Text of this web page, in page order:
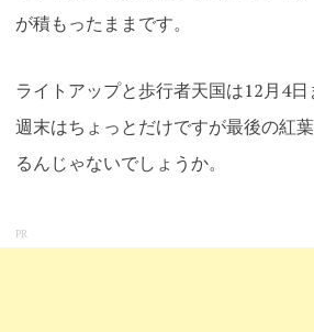
が積もったままです。
ライトアップと歩行者天国は12月4
週末はちょっとだけですが最後の紅
るんじゃないでしょうか。
PR